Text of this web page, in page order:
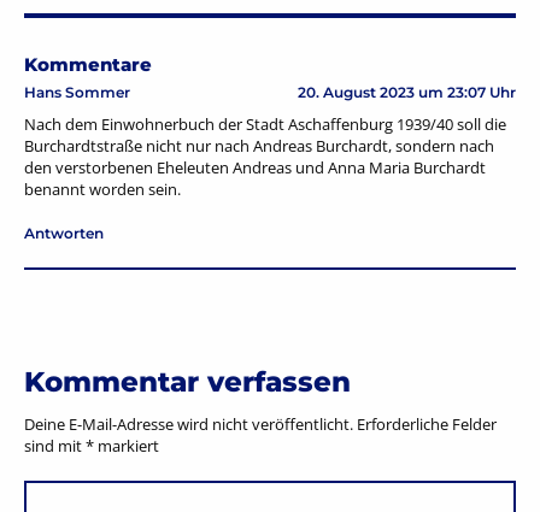
Kommentare
Hans Sommer 20. August 2023 um 23:07 Uhr
Nach dem Einwohnerbuch der Stadt Aschaffenburg 1939/40 soll die
Burchardtstraße nicht nur nach Andreas Burchardt, sondern nach
den verstorbenen Eheleuten Andreas und Anna Maria Burchardt
benannt worden sein.
Antworten
Kommentar verfassen
Deine E-Mail-Adresse wird nicht veröffentlicht. Erforderliche Felder
sind mit* markiert